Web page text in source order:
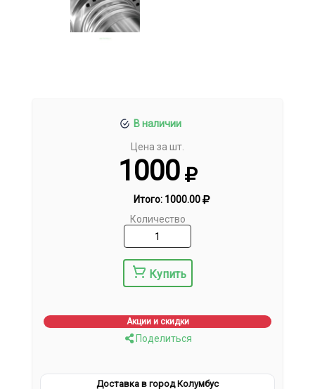
В наличии
Цена за шт.
1000
Итого: 1000.00
Количество
Купить
Акции и скидки
Поделиться
Доставка в город Колумбус